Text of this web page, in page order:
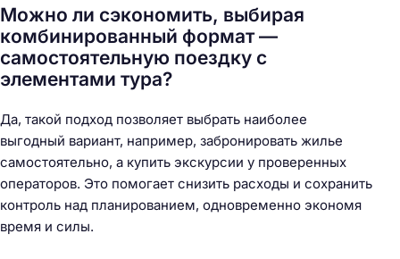
Можно ли сэкономить, выбирая
комбинированный формат —
самостоятельную поездку с
элементами тура?
Да, такой подход позволяет выбрать наиболее
выгодный вариант, например, забронировать жилье
самостоятельно, а купить экскурсии у проверенных
операторов. Это помогает снизить расходы и сохранить
контроль над планированием, одновременно экономя
время и силы.